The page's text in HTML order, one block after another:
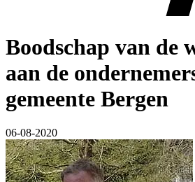
Boodschap van de
aan de
gemeente Bergen
06-08-2020